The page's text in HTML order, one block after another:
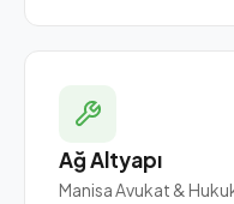
Ağ Altyapı
Manisa Avukat &